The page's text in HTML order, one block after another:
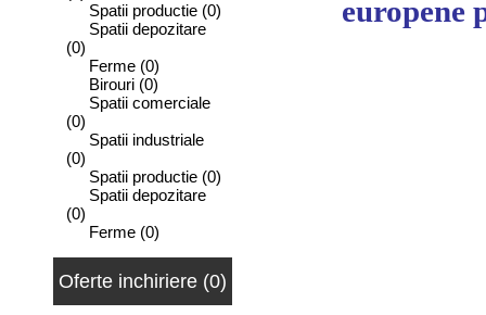
Spatii productie (0)
Spatii depozitare
(0)
Ferme (0)
Birouri (0)
Spatii comerciale
(0)
Spatii industriale
(0)
Spatii productie (0)
Spatii depozitare
(0)
Ferme (0)
Oferte inchiriere (0)
europene